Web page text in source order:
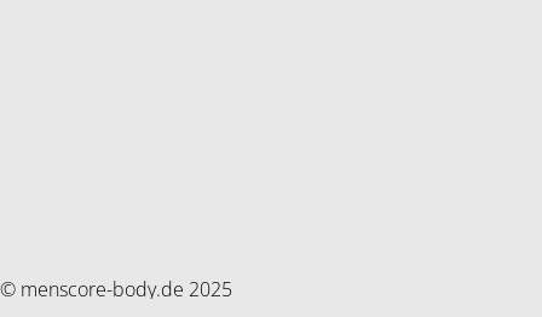
© menscore-body.de 2025